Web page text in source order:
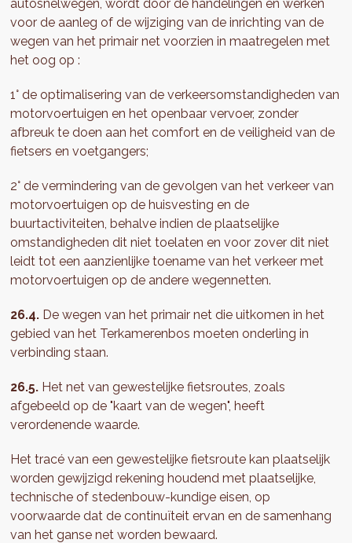
autosnelwegen, wordt door de handelingen en werken
voor de aanleg of de wijziging van de inrichting van de
wegen van het primair net voorzien in maatregelen met
het oog op :
1° de optimalisering van de verkeersomstandigheden van
motorvoertuigen en het openbaar vervoer, zonder
afbreuk te doen aan het comfort en de veiligheid van de
fietsers en voetgangers;
2° de vermindering van de gevolgen van het verkeer van
motorvoertuigen op de huisvesting en de
buurtactiviteiten, behalve indien de plaatselijke
omstandigheden dit niet toelaten en voor zover dit niet
leidt tot een aanzienlijke toename van het verkeer met
motorvoertuigen op de andere wegennetten.
26.4. De wegen van het primair net die uitkomen in het
gebied van het Terkamerenbos moeten onderling in
verbinding staan.
26.5. Het net van gewestelijke fietsroutes, zoals
afgebeeld op de "kaart van de wegen", heeft
verordenende waarde.
Het tracé van een gewestelijke fietsroute kan plaatselijk
worden gewijzigd rekening houdend met plaatselijke,
technische of stedenbouw-kundige eisen, op
voorwaarde dat de continuïteit ervan en de samenhang
van het ganse net worden bewaard.